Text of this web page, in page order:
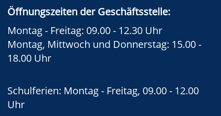
Öffnungszeiten der Geschäftsstelle:
Montag - Freitag: 09.00 - 12.30 Uhr
Montag, Mittwoch und Donnerstag: 15.00 -
18.00 Uhr
Schulferien: Montag - Freitag, 09.00 - 12.00
Uhr